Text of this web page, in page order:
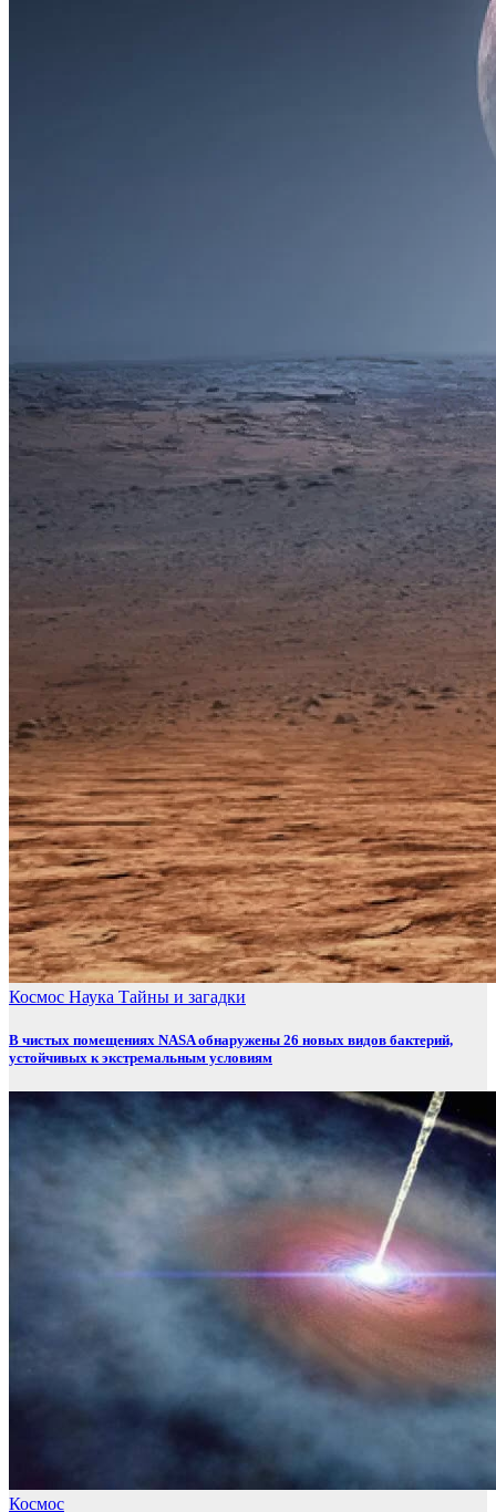
Космос Наука Тайны и загадки
В чистых помещениях NASA обнаружены 26 новых видов бактерий,
устойчивых к экстремальным условиям
Космос